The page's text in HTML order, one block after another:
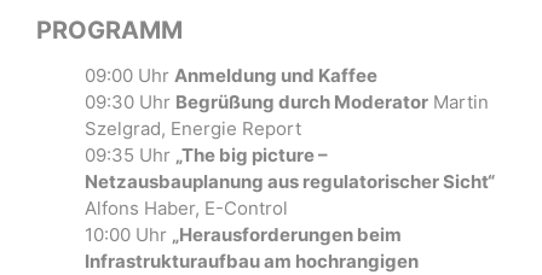
PROGRAMM
09:00 Uhr Anmeldung und Kaffee
09:30 Uhr Begrüßung durch Moderator Martin
Szelgrad, Energie Report
09:35 Uhr „The big picture –
Netzausbauplanung aus regulatorischer Sicht“
Alfons Haber, E-Control
10:00 Uhr „Herausforderungen beim
Infrastrukturaufbau am hochrangigen